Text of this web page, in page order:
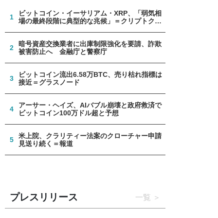
1
ビットコイン・イーサリアム・XRP、「弱気相
場の最終段階に典型的な兆候」＝クリプトクア
2
暗号資産交換業者に出庫制限強化を要請、詐欺
被害防止へ 金融庁と警察庁
3
ビットコイン流出6.58万BTC、売り枯れ指標は
接近＝グラスノード
4
アーサー・ヘイズ、AIバブル崩壊と政府救済で
ビットコイン100万ドル超と予想
5
米上院、クラリティー法案のクローチャー申請
見送り続く＝報道
プレスリリース 一覧